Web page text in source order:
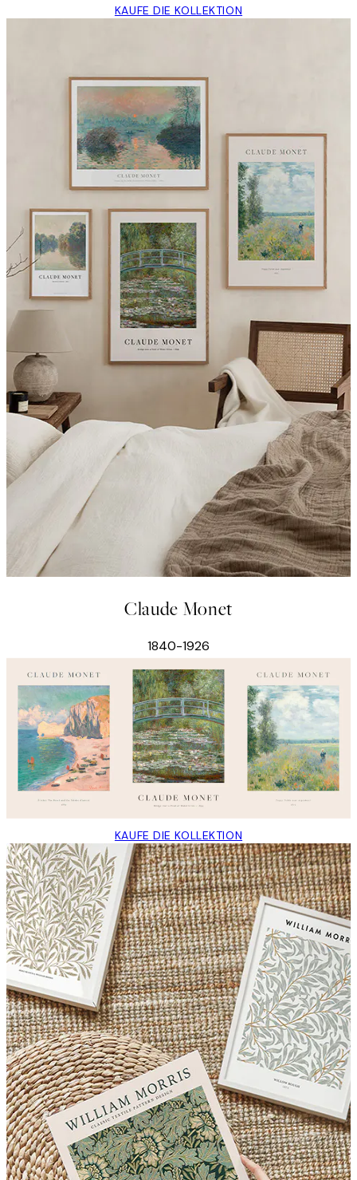
KAUFE DIE KOLLEKTION
Claude Monet
1840-1926
KAUFE DIE KOLLEKTION